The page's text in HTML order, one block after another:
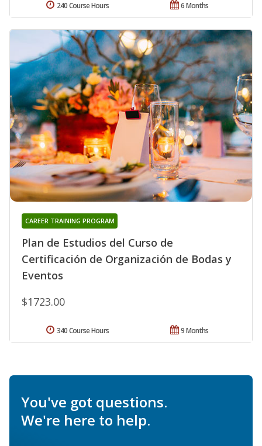
6 Months
240 Course Hours
Plan de Estudios del Curso de
Certificación de Organización de Bodas y
Eventos
CAREER TRAINING PROGRAM
$1723.00
9 Months
340 Course Hours
You've got questions.
We're here to help.